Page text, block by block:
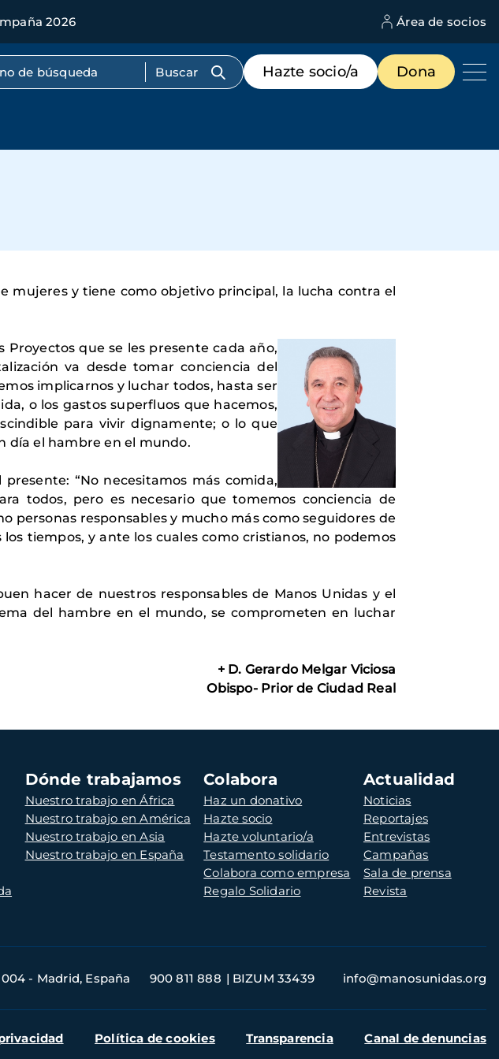
2026 Área de socios
completo
Menú
de
destacados
Hazte socio/a Dona
mujeres y tiene como objetivo principal, la lucha contra el
Proyectos que se les presente cada año,
va desde tomar conciencia del
implicarnos y luchar todos, hasta ser
o los gastos superfluos que hacemos,
para vivir dignamente; o lo que
día el hambre en el mundo.
“No necesitamos más comida,
todos, pero es necesario que tomemos conciencia de
personas responsables y mucho más como seguidores de
tiempos, y ante los cuales como cristianos, no podemos
hacer de nuestros responsables de Manos Unidas y el
del hambre en el mundo, se comprometen en luchar
+ D. Gerardo Melgar Viciosa
Obispo- Prior de Ciudad Real
Dónde trabajamos
Nuestro trabajo en África
Nuestro trabajo en América
Nuestro trabajo en Asia
Nuestro trabajo en España
Colabora
Haz un donativo
Hazte socio
Hazte voluntario/a
Testamento solidario
Colabora como empresa
Regalo Solidario
Actualidad
Noticias
Reportajes
Entrevistas
Campañas
Sala de prensa
Revista
- Madrid, España 900 811 888 BIZUM 33439 info@manosunidas.org
Política de cookies Transparencia Canal de denuncias